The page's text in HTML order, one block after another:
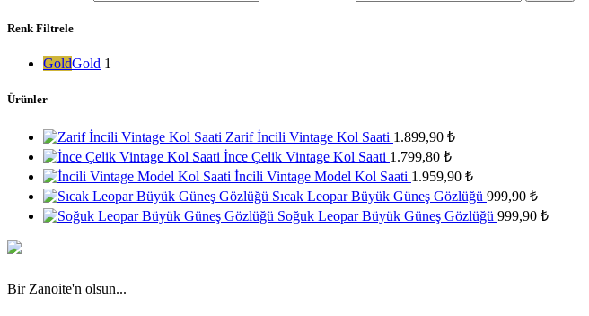
Renk Filtrele
GoldGold 1
Ürünler
Zarif İncili Vintage Kol Saati 1.899,90 ₺
İnce Çelik Vintage Kol Saati 1.799,80 ₺
İncili Vintage Model Kol Saati 1.959,90 ₺
Sıcak Leopar Büyük Güneş Gözlüğü 999,90 ₺
Soğuk Leopar Büyük Güneş Gözlüğü 999,90 ₺
Bir Zanoite'n olsun...